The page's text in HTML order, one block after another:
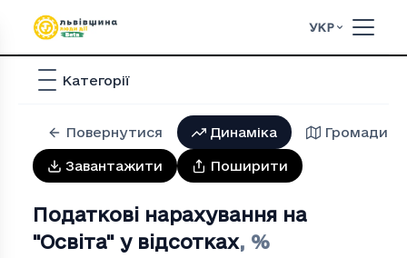
УКР
Категорії
Повернутися Динаміка Громади
Завантажити Поширити
Податкові нарахування на
"Освiта" у відсотках, %